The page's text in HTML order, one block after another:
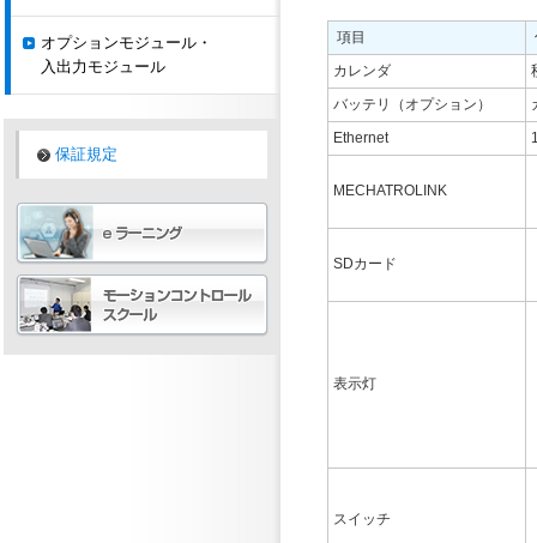
項目
カレンダ
バッテリ（オプション）
Ethernet
MECHATROLINK
SDカード
表示灯
スイッチ
オプションモジュール・
入出力モジュール
保証規定